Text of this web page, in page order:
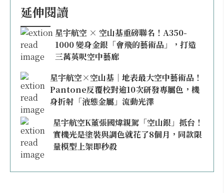
延伸閱讀
星宇航空 × 空山基重磅聯名！A350-
1000 變身金銀「會飛的藝術品」，打造
三萬英呎空中藝廊
星宇航空×空山基｜地表最大空中藝術品！
Pantone反覆校對逾10次研發專屬色，機
身折射「液態金屬」流動光澤
星宇航空K董張國煒親駕「空山銀」抵台！
實機光是塗裝與調色就花了8個月，同款限
量模型上架即秒殺